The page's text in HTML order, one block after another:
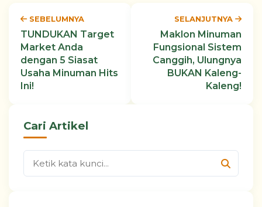
SEBELUMNYA
TUNDUKAN Target
Market Anda
dengan 5 Siasat
Usaha Minuman Hits
Ini!
SELANJUTNYA
Maklon Minuman
Fungsional Sistem
Canggih, Ulungnya
BUKAN Kaleng-
Kaleng!
Cari Artikel